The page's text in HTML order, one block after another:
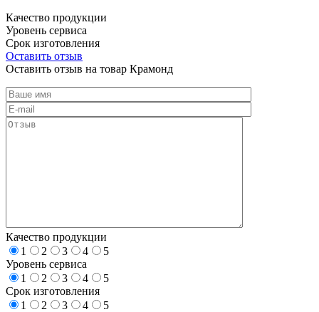
Качество продукции
Уровень сервиса
Срок изготовления
Оставить отзыв
Оставить отзыв на товар Крамонд
Качество продукции
1
2 3 4
5
Уровень сервиса
1
2 3 4
5
Срок изготовления
1
2 3 4
5